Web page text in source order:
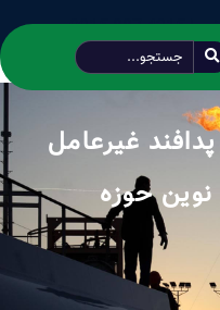
0915
غیر‌عامل
نوین حوزه